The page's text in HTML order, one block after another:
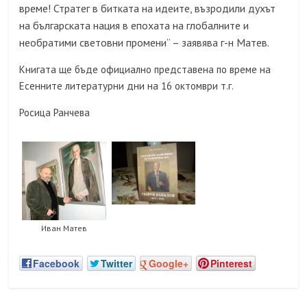
време! Стратег в битката на идеите, възродили духът
на българската нация в епохата на глобалните и
необратими световни промени“ – заявява г-н Матев.
Книгата ще бъде официално представена по време на
Есенните литературни дни на 16 октомври т.г.
Росица Ранчева
Иван Матев
Facebook Twitter Google+ Pinterest